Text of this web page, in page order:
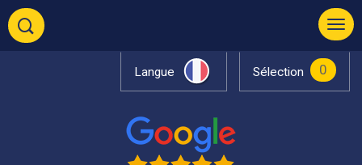
Langue Sélection 0